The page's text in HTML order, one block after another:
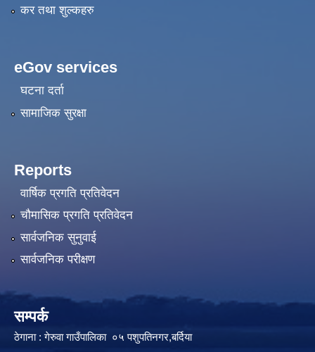
कर तथा शुल्कहरु
eGov services
घटना दर्ता
सामाजिक सुरक्षा
Reports
वार्षिक प्रगति प्रतिवेदन
चौमासिक प्रगति प्रतिवेदन
सार्वजनिक सुनुवाई
सार्वजनिक परीक्षण
सम्पर्क
ठेगाना : गेरुवा गाउँपालिका ०५ पशुपतिनगर,बर्दिया